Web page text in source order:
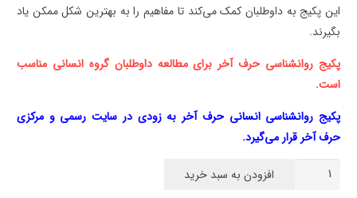
این پکیج به داوطلبان کمک می‌کند تا مفاهیم را به بهترین شکل ممکن یاد
بگیرند.
پکیج روانشناسی حرف آخر برای مطالعه داوطلبان گروه انسانی مناسب
است.
پکیج روانشناسی انسانی حرف آخر به زودی در سایت رسمی و مرکزی
حرف آخر قرار می‌گیرد.
روانشناسی
افزودن به سبد خرید